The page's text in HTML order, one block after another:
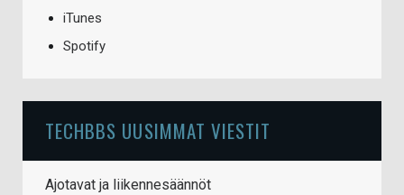
iTunes
Spotify
TECHBBS UUSIMMAT VIESTIT
Ajotavat ja liikennesäännöt